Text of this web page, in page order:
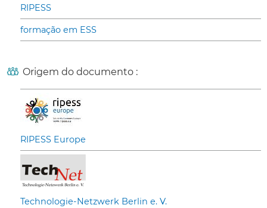
RIPESS
formação em ESS
Origem do documento :
RIPESS Europe
Technologie-Netzwerk Berlin e. V.